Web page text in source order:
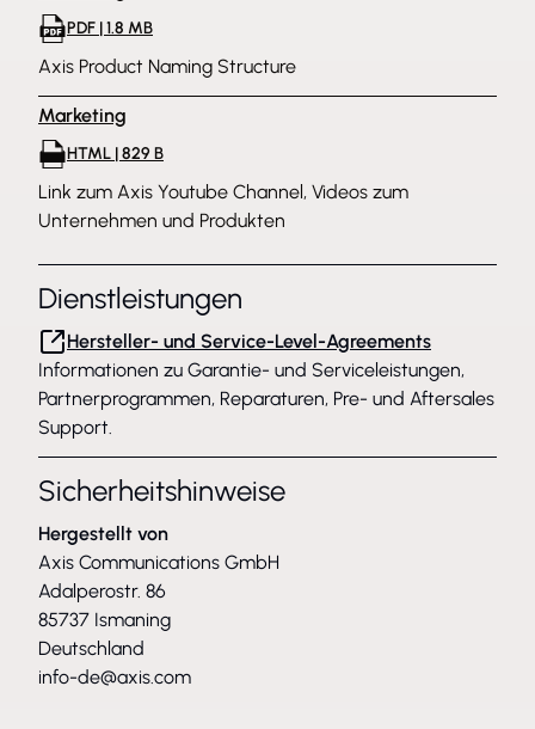
PDF | 1.8 MB
Axis Product Naming Structure
Marketing
HTML | 829 B
Link zum Axis Youtube Channel, Videos zum
Unternehmen und Produkten
Dienstleistungen
Hersteller- und Service-Level-Agreements
Informationen zu Garantie- und Serviceleistungen,
Partnerprogrammen, Reparaturen, Pre- und Aftersales
Support.
Sicherheitshinweise
Hergestellt von
Axis Communications GmbH
Adalperostr. 86
85737 Ismaning
Deutschland
info-de@axis.com